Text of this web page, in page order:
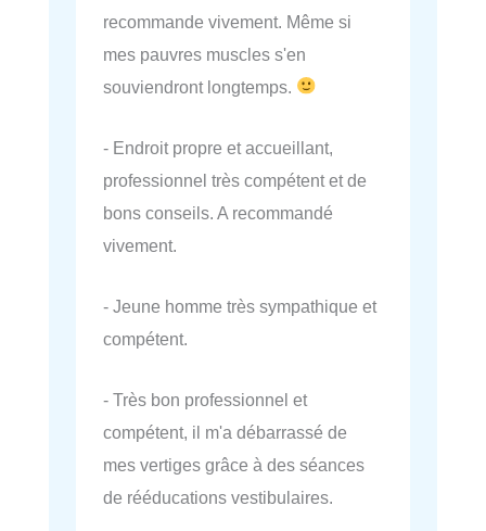
recommande vivement. Même si
mes pauvres muscles s'en
souviendront longtemps.
- Endroit propre et accueillant,
professionnel très compétent et de
bons conseils. A recommandé
vivement.
- Jeune homme très sympathique et
compétent.
- Très bon professionnel et
compétent, il m'a débarrassé de
mes vertiges grâce à des séances
de rééducations vestibulaires.